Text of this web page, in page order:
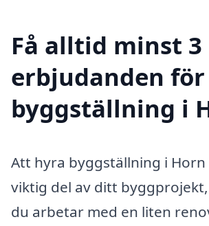
Få alltid minst 3
erbjudanden för
byggställning i
Att hyra byggställning i Horn
viktig del av ditt
du arbetar med en liten